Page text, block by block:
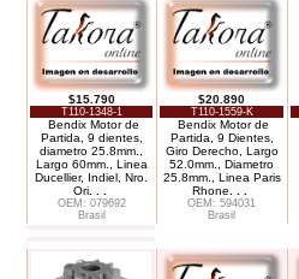
$15.790
T110-1348-1
Bendix Motor de
Partida, 9 dientes,
diametro 25.8mm.,
Largo 60mm., Linea
Ducellier, Indiel, Nro.
Ori. . .
OEM: 079692
Brasil
$20.890
T110-1559-K
Bendix Motor de
Partida, 9 Dientes,
Giro Derecho, Largo
52.0mm., Diametro
25.8mm., Linea Paris
Rhone
OEM: 594031
Brasil